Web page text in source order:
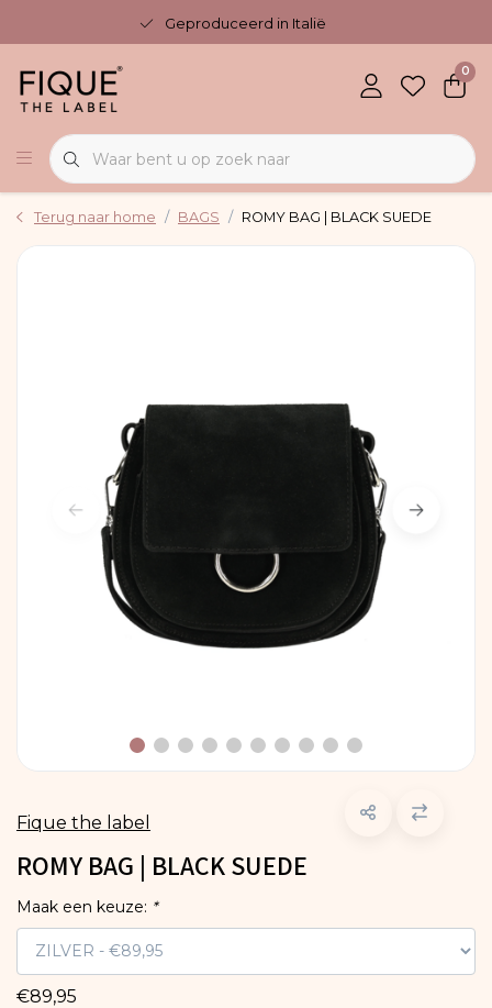
Geproduceerd in Italië
0
Terug naar home BAGS ROMY BAG | BLACK SUEDE
Fique the label
ROMY BAG | BLACK SUEDE
Maak een keuze: *
€89,95